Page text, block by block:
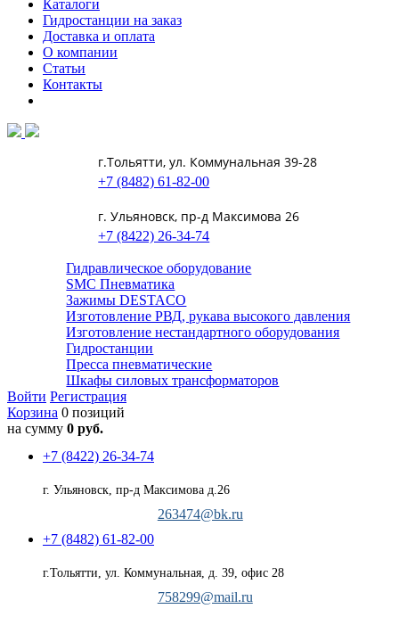
Каталоги
Гидростанции на заказ
Доставка и оплата
О компании
Статьи
Контакты
г.Тольятти, ул. Коммунальная 39-28
+7 (8482) 61-82-00
г. Ульяновск, пр-д Максимова 26
+7 (8422) 26-34-74
Гидравлическое оборудование
SMC Пневматика
Зажимы DESTACO
Изготовление РВД, рукава высокого давления
Изготовление нестандартного оборудования
Гидростанции
Пресса пневматические
Шкафы силовых трансформаторов
Войти Регистрация
Корзина 0 позиций
на сумму 0 руб.
+7 (8422) 26-34-74
г. Ульяновск, пр-д Максимова д.26
263474@bk.ru
+7 (8482) 61-82-00
г.Тольятти, ул. Коммунальная, д. 39, офис 28
758299@mail.ru